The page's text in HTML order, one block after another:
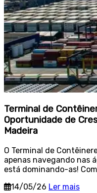
Terminal de
Oportunidade de
Madeira
O Terminal de
apenas navegando nas
está dominando-as!
14/05/26 Ler mais